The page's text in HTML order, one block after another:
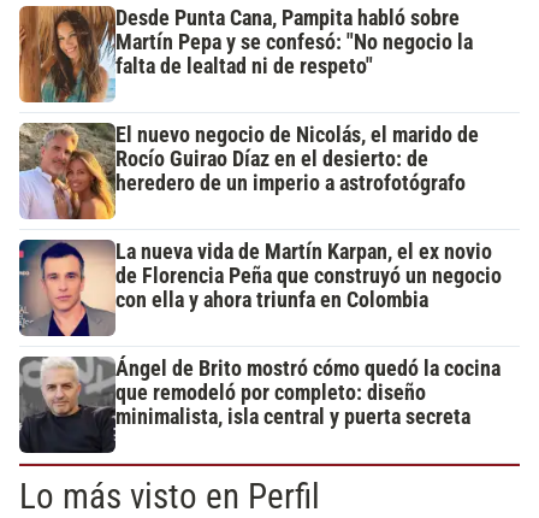
Desde Punta Cana, Pampita habló sobre
Martín Pepa y se confesó: "No negocio la
falta de lealtad ni de respeto"
El nuevo negocio de Nicolás, el marido de
Rocío Guirao Díaz en el desierto: de
heredero de un imperio a astrofotógrafo
La nueva vida de Martín Karpan, el ex novio
de Florencia Peña que construyó un negocio
con ella y ahora triunfa en Colombia
Ángel de Brito mostró cómo quedó la cocina
que remodeló por completo: diseño
minimalista, isla central y puerta secreta
Lo más visto en Perfil